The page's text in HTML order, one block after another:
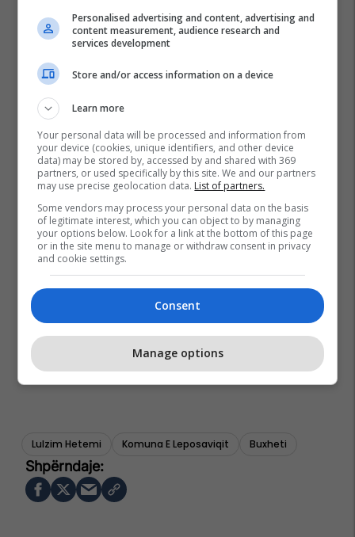
Lulzim Hetemi Komuna E Leposaviqit Buxheti
Personalised advertising and content, advertising and
content measurement, audience research and
services development
Store and/or access information on a device
Learn more
Your personal data will be processed and information from
your device (cookies, unique identifiers, and other device
data) may be stored by, accessed by and shared with 369
partners, or used specifically by this site. We and our partners
may use precise geolocation data. List of partners.
Some vendors may process your personal data on the basis
of legitimate interest, which you can object to by managing
your options below. Look for a link at the bottom of this page
or in the site menu to manage or withdraw consent in privacy
and cookie settings.
Consent
Manage options